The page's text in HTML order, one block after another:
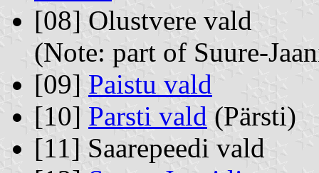
[08] Olustvere vald
(Note: part of Suure-
[09] Paistu vald
[10] Parsti vald (Pärsti)
[11] Saarepeedi vald